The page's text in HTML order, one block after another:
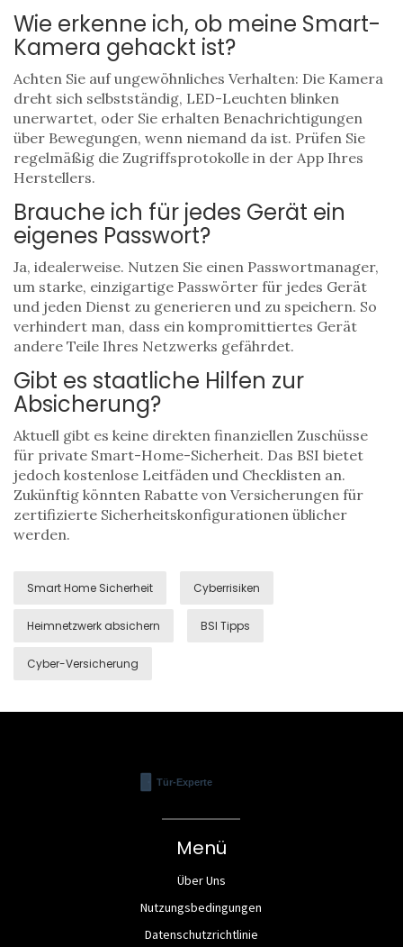
Wie erkenne ich, ob meine Smart-
Kamera gehackt ist?
Achten Sie auf ungewöhnliches Verhalten: Die Kamera
dreht sich selbstständig, LED-Leuchten blinken
unerwartet, oder Sie erhalten Benachrichtigungen
über Bewegungen, wenn niemand da ist. Prüfen Sie
regelmäßig die Zugriffsprotokolle in der App Ihres
Herstellers.
Brauche ich für jedes Gerät ein
eigenes Passwort?
Ja, idealerweise. Nutzen Sie einen Passwortmanager,
um starke, einzigartige Passwörter für jedes Gerät
und jeden Dienst zu generieren und zu speichern. So
verhindert man, dass ein kompromittiertes Gerät
andere Teile Ihres Netzwerks gefährdet.
Gibt es staatliche Hilfen zur
Absicherung?
Aktuell gibt es keine direkten finanziellen Zuschüsse
für private Smart-Home-Sicherheit. Das BSI bietet
jedoch kostenlose Leitfäden und Checklisten an.
Zukünftig könnten Rabatte von Versicherungen für
zertifizierte Sicherheitskonfigurationen üblicher
werden.
Smart Home Sicherheit Cyberrisiken
Heimnetzwerk absichern BSI Tipps
Cyber-Versicherung
Menü
Über Uns
Nutzungsbedingungen
Datenschutzrichtlinie